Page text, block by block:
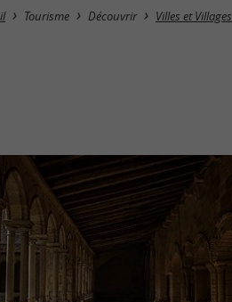
Tourisme Découvrir Villes et Villages